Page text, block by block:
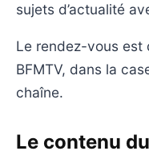
sujets d’actualité
Le rendez-vous est
BFMTV, dans la
chaîne.
Le contenu